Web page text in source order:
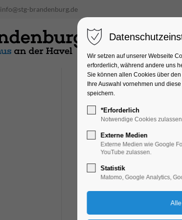
info@stg-brandenburg.de
Berlin
Ferienkalender,
11.08.2026,
Wir setzen auf unserer Webseite
erforderlich, während andere uns
Sie können allen Cookies über
Ihre Auswahl vornehmen und
speichern.
*Erforderlich
Notwendige Cookies
Externe Medien
Externe Medien wie Google
YouTube zulassen.
Statistik
Matomo, Google Analytics,